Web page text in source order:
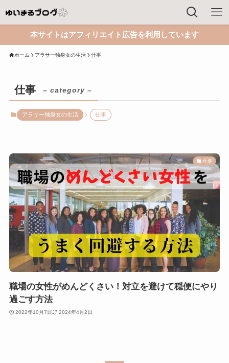
本サイトはアフィリエイト広告を利用しています
ホーム アラサー独身女の生活 仕事
仕事 – category –
アラサー独身女の生活 仕事
仕事
職場の女性がめんどくさい！対立を避けて穏便にやり
過ごす方法
2022年10月7日 2024年4月2日